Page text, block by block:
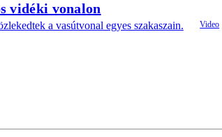
vidéki vonalon
a vasútvonal egyes szakaszain.